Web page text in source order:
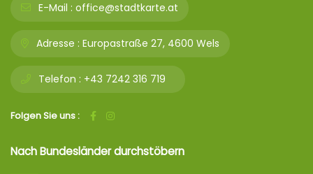
E-Mail : office@stadtkarte.at
Adresse : Europastraße 27, 4600 Wels
Telefon : +43 7242 316 719
Folgen Sie uns :
Nach Bundesländer durchstöbern